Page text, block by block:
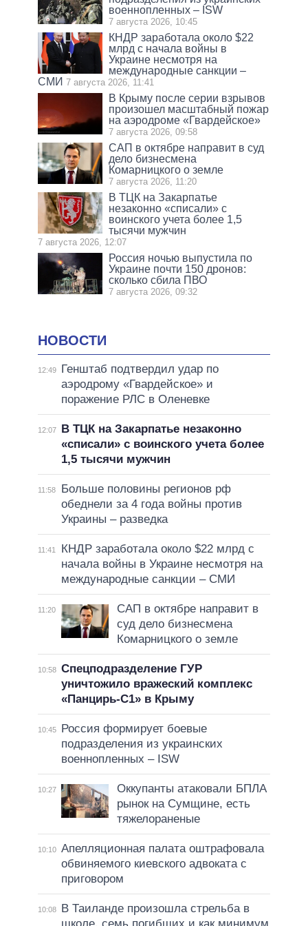
военнопленных – ISW
7 августа 2026, 10:45
КНДР заработала около $22
млрд с начала войны в
Украине несмотря на
международные санкции –
СМИ 7 августа 2026, 11:41
В Крыму после серии взрывов
произошел масштабный пожар
на аэродроме «Гвардейское»
7 августа 2026, 09:58
САП в октябре направит в суд
дело бизнесмена
Комарницкого о земле
7 августа 2026, 11:20
В ТЦК на Закарпатье
незаконно «списали» с
воинского учета более 1,5
тысячи мужчин
7 августа 2026, 12:07
Россия ночью выпустила по
Украине почти 150 дронов:
сколько сбила ПВО
7 августа 2026, 09:32
НОВОСТИ
12:49
Генштаб подтвердил удар по
аэродрому «Гвардейское» и
поражение РЛС в Оленевке
12:07
В ТЦК на Закарпатье незаконно
«списали» с воинского учета более
1,5 тысячи мужчин
11:58
Больше половины регионов рф
обеднели за 4 года войны против
Украины – разведка
11:41
КНДР заработала около $22 млрд с
начала войны в Украине несмотря на
международные санкции – СМИ
11:20
САП в октябре направит в
суд дело бизнесмена
Комарницкого о земле
10:58 Спецподразделение ГУР
уничтожило вражеский комплекс
«Панцирь-С1» в Крыму
10:45
Россия формирует боевые
подразделения из украинских
военнопленных – ISW
10:27
Оккупанты атаковали БПЛА
рынок на Сумщине, есть
тяжелораненые
10:10 Апелляционная палата оштрафовала
обвиняемого киевского адвоката с
приговором
10:08
В Таиланде произошла стрельба в